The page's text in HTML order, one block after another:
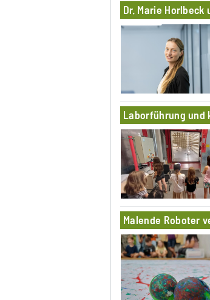
Dr. Marie
Laborführung
Malende Roboter